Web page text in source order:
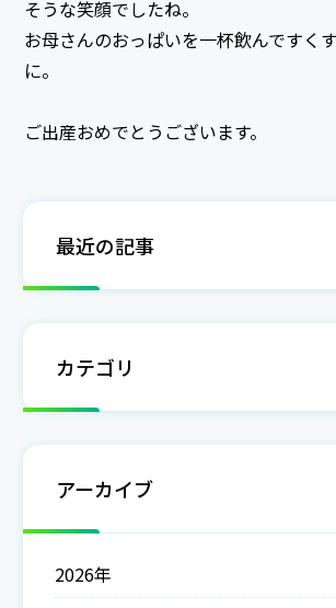
そうな笑顔でしたね。
お母さんのおっぱいを一杯飲んですく
に。
ご出産おめでとうございます。
最近の記事
カテゴリ
アーカイブ
2026年